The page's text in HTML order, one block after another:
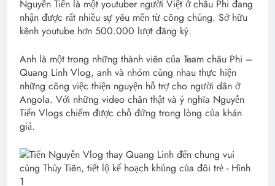
Nguyễn Tiến là một youtuber người Việt ở châu Phi đang
nhận được rất nhiều sự yêu mến từ công chúng. Sở hữu
kênh youtube hơn 500.000 lượt đăng ký.
Anh là một trong những thành viên của Team châu Phi –
Quang Linh Vlog, anh và nhóm cùng nhau thực hiện
những công việc thiện nguyện hỗ trợ cho người dân ở
Angola. Với những video chân thật và ý nghĩa Nguyễn
Tiến Vlogs chiếm được chỗ đứng trong lòng của khán
giả.